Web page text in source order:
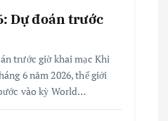
Dự đoán trước
trước giờ khai mạc Khi
6 năm 2026, thế giới
vào kỳ World…